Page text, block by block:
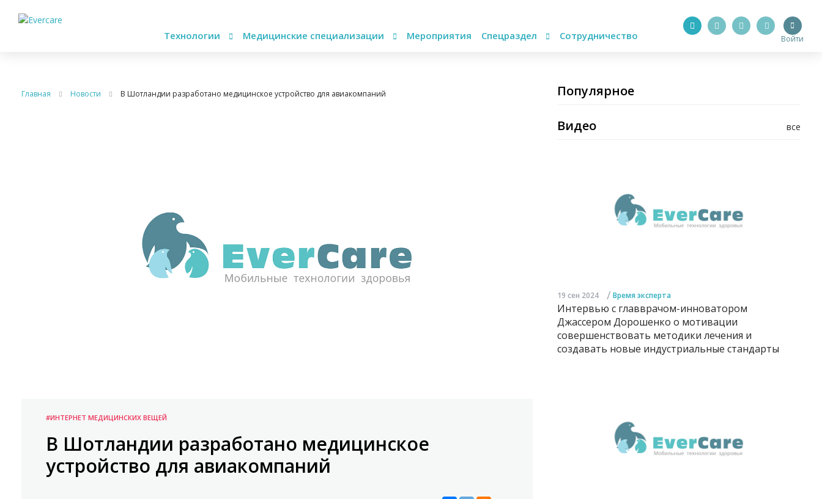
Технологии Медицинские специализации Мероприятия Спецраздел Сотрудничество Войти
Главная Новости В Шотландии разработано медицинское устройство для авиакомпаний
#ИНТЕРНЕТ МЕДИЦИНСКИХ ВЕЩЕЙ
В Шотландии разработано медицинское
устройство для авиакомпаний
Популярное
все
Видео
19 сен 2024 / Время эксперта
Интервью с главврачом-инноватором
Джассером Дорошенко о мотивации
совершенствовать методики лечения и
создавать новые индустриальные стандарты